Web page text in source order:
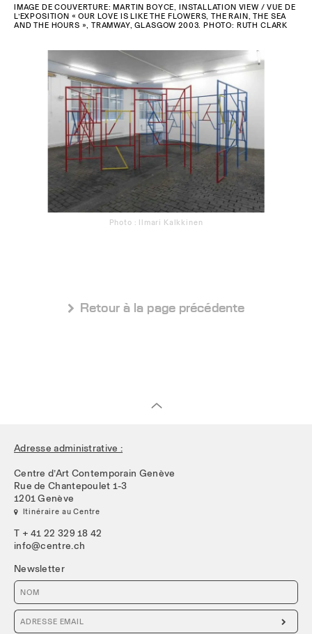
IMAGE DE COUVERTURE: MARTIN BOYCE, INSTALLATION VIEW / VUE DE
L’EXPOSITION « OUR LOVE IS LIKE THE FLOWERS, THE RAIN, THE SEA
AND THE HOURS », TRAMWAY, GLASGOW 2003. PHOTO: RUTH CLARK
Photo : Ilmari Kalkkinen
 Retour à la page précédente
Adresse administrative :
Centre d’Art Contemporain Genève
Rue de Chantepoulet 1-3
1201 Genève
 Itinéraire au Centre
T + 41 22 329 18 42
info@centre.ch
Newsletter
